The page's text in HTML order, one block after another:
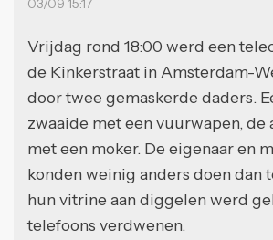
03/09 15:17
Vrijdag rond 18:00 werd een
de Kinkerstraat in Amsterdam-
door twee gemaskerde daders.
zwaaide met een vuurwapen, de
met een moker. De eigenaar en
konden weinig anders doen dan
hun vitrine aan diggelen werd
telefoons verdwenen.